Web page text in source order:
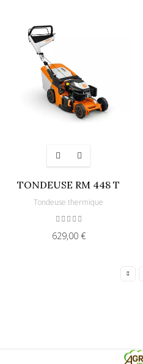
TONDEUSE RM 448 T
Tondeuse thermique
629,00 €